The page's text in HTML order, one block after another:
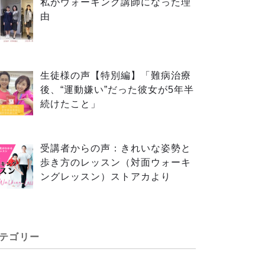
由
生徒様の声【特別編】「難病治療
後、“運動嫌い”だった彼女が5年半
続けたこと」
受講者からの声：きれいな姿勢と
歩き方のレッスン（対面ウォーキ
ングレッスン）ストアカより
ゴリー